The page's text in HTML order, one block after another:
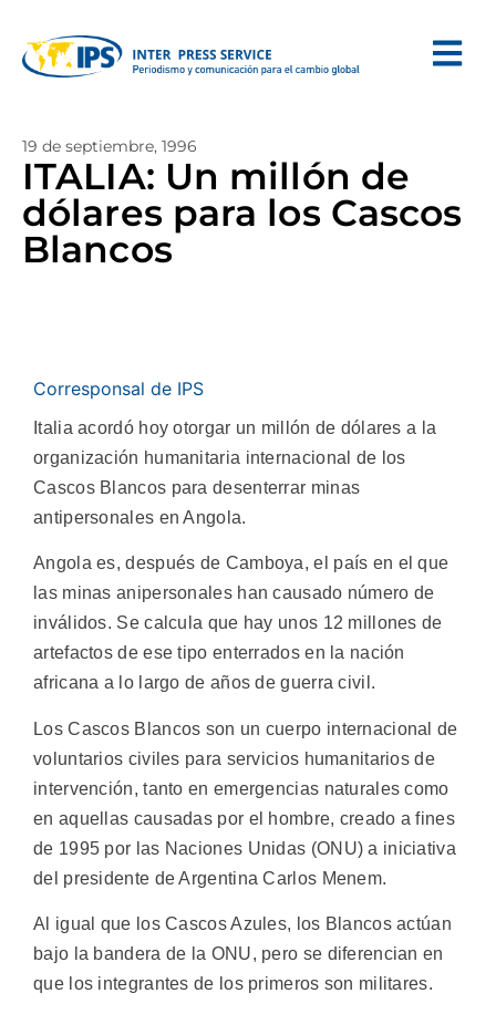
19 de septiembre, 1996
ITALIA: Un millón de
dólares para los Cascos
Blancos
Corresponsal de IPS
Italia acordó hoy otorgar un millón de dólares a la
organización humanitaria internacional de los
Cascos Blancos para desenterrar minas
antipersonales en Angola.
Angola es, después de Camboya, el país en el que
las minas anipersonales han causado número de
inválidos. Se calcula que hay unos 12 millones de
artefactos de ese tipo enterrados en la nación
africana a lo largo de años de guerra civil.
Los Cascos Blancos son un cuerpo internacional de
voluntarios civiles para servicios humanitarios de
intervención, tanto en emergencias naturales como
en aquellas causadas por el hombre, creado a fines
de 1995 por las Naciones Unidas (ONU) a iniciativa
del presidente de Argentina Carlos Menem.
Al igual que los Cascos Azules, los Blancos actúan
bajo la bandera de la ONU, pero se diferencian en
que los integrantes de los primeros son militares.